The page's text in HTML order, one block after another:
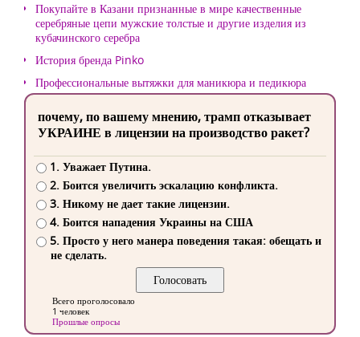
Покупайте в Казани признанные в мире качественные
серебряные цепи мужские толстые и другие изделия из
кубачинского серебра
История бренда Pinko
Профессиональные вытяжки для маникюра и педикюра
почему, по вашему мнению, трамп отказывает
УКРАИНЕ в лицензии на производство ракет?
1. Уважает Путина.
2. Боится увеличить эскалацию конфликта.
3. Никому не дает такие лицензии.
4. Боится нападения Украины на США
5. Просто у него манера поведения такая: обещать и
не сделать.
Всего проголосовало
1 человек
Прошлые опросы